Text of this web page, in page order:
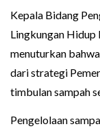
Kepala Bidang
Lingkungan Hidup
menuturkan
dari strategi
timbulan sampah
Pengelolaan